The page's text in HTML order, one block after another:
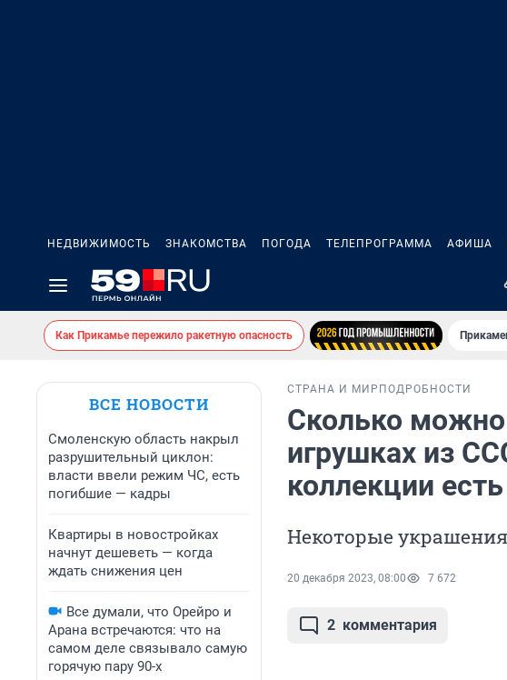
НЕДВИЖИМОСТЬ ЗНАКОМСТВА ПОГОДА ТЕЛЕПРОГРАММА АФИША
Как Прикамье пережило ракетную опасность
ВСЕ НОВОСТИ
Смоленскую область накрыл
разрушительный циклон:
власти ввели режим ЧС, есть
погибшие — кадры
Квартиры в новостройках
начнут дешеветь — когда
ждать снижения цен
Все думали, что Орейро и
Арана встречаются: что на
самом деле связывало самую
горячую пару 90-х
СТРАНА И МИР ПОДРОБНОСТИ
Сколько можно
игрушках из
коллекции
Некоторые
20 декабря 2023, 08:00 7 672
2 комментария